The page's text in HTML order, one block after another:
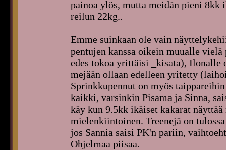
painoa ylös, mutta meidän pieni 8kk
reilun 22kg..
Emme suinkaan ole vain
pentujen kanssa oikein muualle vielä
edes tokoa yrittäisi _kisata), Ilonalle
mejään ollaan edelleen yritetty
Sprinkkupennut on myös
kaikki, varsinkin Pisama ja Sinna,
käy kun 9.5kk ikäiset kakarat
mielenkiintoinen. Treenejä on
jos Sannia saisi PK'n pariin,
Ohjelmaa piisaa.